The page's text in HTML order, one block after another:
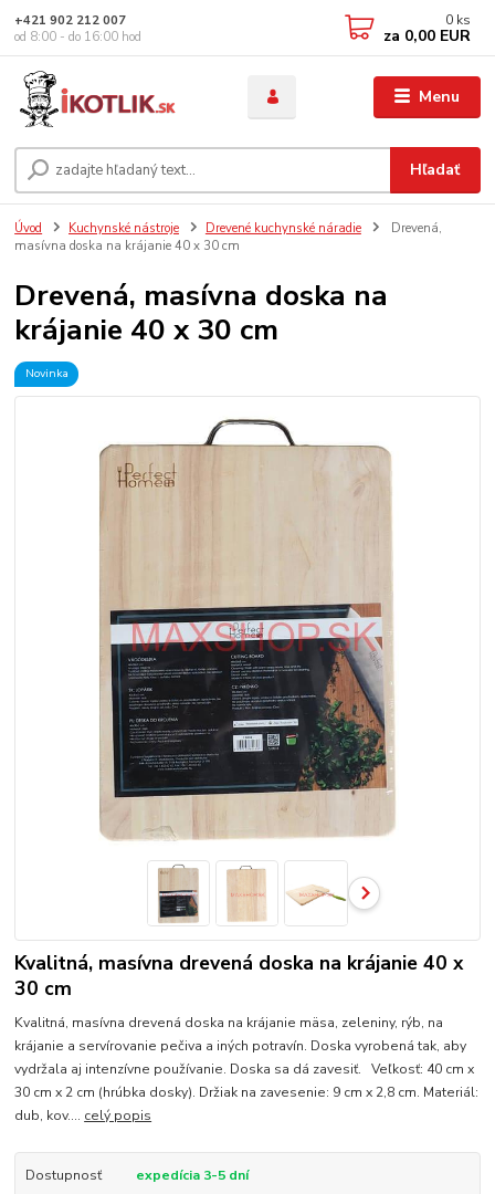
Menu
Hľadať
+421 902 212 007
od 8:00 - do 16:00 hod
0 ks
za 0,00 EUR
Úvod Kuchynské nástroje Drevené kuchynské náradie
Drevená,
masívna doska na krájanie 40 x 30 cm
Drevená, masívna doska na
krájanie 40 x 30 cm
Novinka
Kvalitná, masívna drevená doska na krájanie 40 x
30 cm
Kvalitná, masívna drevená doska na krájanie mäsa, zeleniny, rýb, na
krájanie a servírovanie pečiva a iných potravín. Doska vyrobená tak, aby
vydržala aj intenzívne používanie. Doska sa dá zavesiť. Veľkosť: 40 cm x
30 cm x 2 cm (hrúbka dosky). Držiak na zavesenie: 9 cm x 2,8 cm. Materiál:
dub, kov.... celý popis
Dostupnosť expedícia 3-5 dní